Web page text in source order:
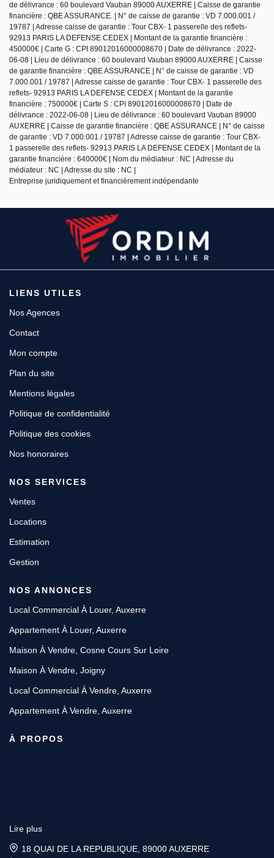
de délivrance : 60 boulevard Vauban 89000 AUXERRE | Caisse de garantie
financière : QBE ASSURANCE. | N° de caisse de garantie : VD 7.000.001 /
19787 | Adresse caisse de garantie : Tour CBX- 1 passerelle des reflets-
92913 PARIS LA DEFENSE CEDEX | Montant de la garantie financière :
450000€ | Carte G : CPI 89012016000008670 | Date de délivrance : 2022-
06-08 | Lieu de délivrance : 60 boulevard Vauban 89000 AUXERRE | Caisse
de garantie financière : QBE ASSURANCE | N° de caisse de garantie : VD
7.000.001 / 19787 | Adresse caisse de garantie : Tour CBX- 1 passerelle des
reflets- 92913 PARIS LA DEFENSE CEDEX | Montant de la garantie
financière : 750000€ | Carte S : CPI 89012016000008670 | Date de
délivrance : 2022-06-08 | Lieu de délivrance : 60 boulevard Vauban 89000
AUXERRE | Caisse de garantie financière : QBE ASSURANCE | N° de caisse
de garantie : VD 7.000.001 / 19787 | Adresse caisse de garantie : Tour CBX-
1 passerelle des reflets- 92913 PARIS LA DEFENSE CEDEX | Montant de la
garantie financière : 640000€ | Nom du médiateur : NC | Adresse du
médiateur : NC | Adresse du site : NC |
Entreprise juridiquement et financièrement indépendante
LIENS UTILES
Nos Agences
Contact
Mon compte
Plan du site
Mentions légales
Politique de confidentialité
Politique des cookies
Nos honoraires
NOS SERVICES
Ventes
Locations
Estimation
Gestion
NOS ANNONCES
Local Commercial À Louer, Auxerre
Appartement À Louer, Auxerre
Maison À Vendre, Cosne Cours Sur Loire
Maison À Vendre, Joigny
Local Commercial À Vendre, Auxerre
Appartement À Vendre, Auxerre
À PROPOS
Lire plus
18 QUAI DE LA REPUBLIQUE, 89000 AUXERRE